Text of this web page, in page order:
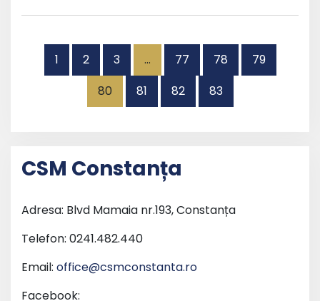
1 2 3 … 77 78
79
80
81 82 83
CSM Constanța
Adresa: Blvd Mamaia nr.193, Constanța
Telefon: 0241.482.440
Email: office@csmconstanta.ro
Facebook: